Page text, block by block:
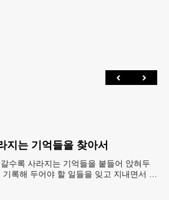
지는 기억들을 찾아서
수록 사라지는 기억들을 붙들어 앉혀두
록해 두어야 할 일들을 잊고 지내면서 아